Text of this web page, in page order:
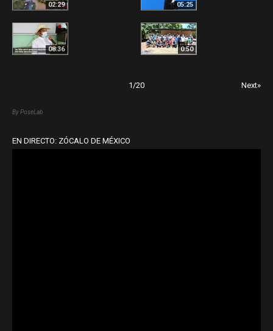
02:29 05:25
08:36 0:50
1 /20 Next»
By PoseLab
EN DIRECTO: ZÓCALO DE MÉXICO